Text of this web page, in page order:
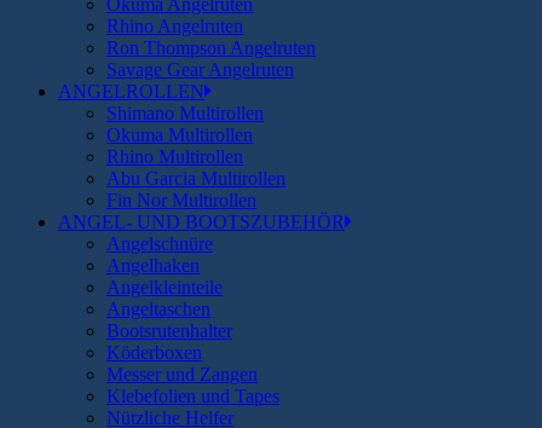
Rhino Angelruten
Ron Thompson Angelruten
Savage Gear Angelruten
ANGELROLLEN
Shimano Multirollen
Okuma Multirollen
Rhino Multirollen
Abu Garcia Multirollen
Fin Nor Multirollen
ANGEL- UND BOOTSZUBEHÖR
Angelschnüre
Angelhaken
Angelkleinteile
Angeltaschen
Bootsrutenhalter
Köderboxen
Messer und Zangen
Klebefolien und Tapes
Nützliche Helfer